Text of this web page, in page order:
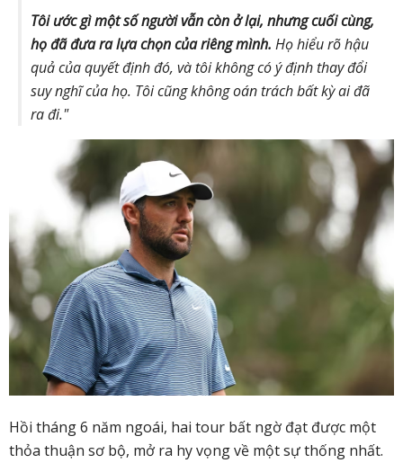
Tôi ước gì một số người vẫn còn ở lại, nhưng cuối cùng,
họ đã đưa ra lựa chọn của riêng mình. Họ hiểu rõ hậu
quả của quyết định đó, và tôi không có ý định thay đổi
suy nghĩ của họ. Tôi cũng không oán trách bất kỳ ai đã
ra đi."
Hồi tháng 6 năm ngoái, hai tour bất ngờ đạt được một
thỏa thuận sơ bộ, mở ra hy vọng về một sự thống nhất.